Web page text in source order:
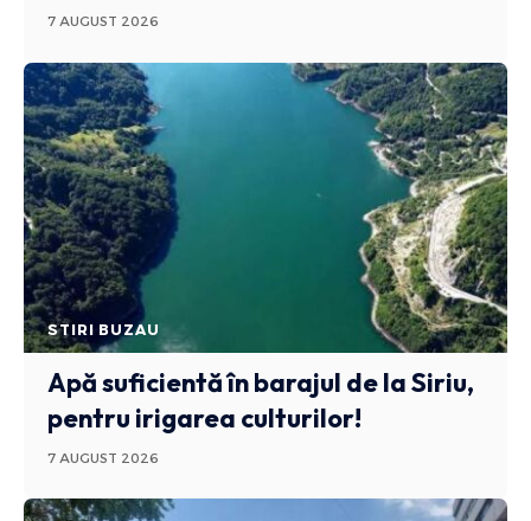
7 AUGUST 2026
STIRI BUZAU
Apă suficientă în barajul de la Siriu,
pentru irigarea culturilor!
7 AUGUST 2026